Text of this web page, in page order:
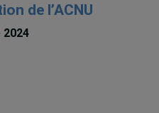
de l’ACNU
2024